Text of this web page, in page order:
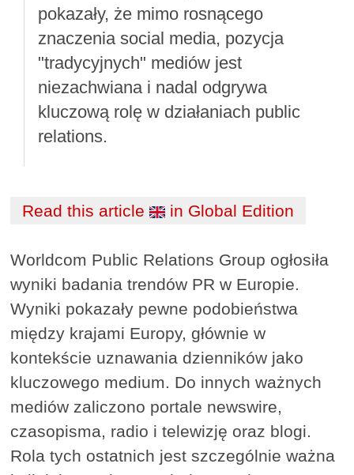
pokazały, że mimo rosnącego
znaczenia social media, pozycja
"tradycyjnych" mediów jest
niezachwiana i nadal odgrywa
kluczową rolę w działaniach public
relations.
Read this article in Global Edition
Worldcom Public Relations Group ogłosiła
wyniki badania trendów PR w Europie.
Wyniki pokazały pewne podobieństwa
między krajami Europy, głównie w
kontekście uznawania dzienników jako
kluczowego medium. Do innych ważnych
mediów zaliczono portale newswire,
czasopisma, radio i telewizję oraz blogi.
Rola tych ostatnich jest szczególnie ważna